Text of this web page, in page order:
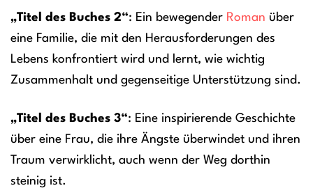
„Titel des Buches 2“: Ein bewegender Roman über
eine Familie, die mit den Herausforderungen des
Lebens konfrontiert wird und lernt, wie wichtig
Zusammenhalt und gegenseitige Unterstützung sind.
„Titel des Buches 3“: Eine inspirierende Geschichte
über eine Frau, die ihre Ängste überwindet und ihren
Traum verwirklicht, auch wenn der Weg dorthin
steinig ist.